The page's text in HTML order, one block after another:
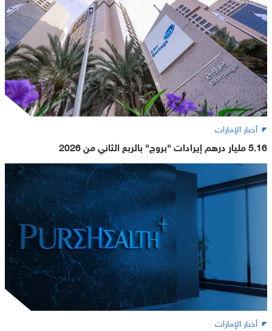
أخبار الإمارات
5.16 مليار درهم إيرادات "بروج" بالربع الثاني من 2026
أخبار الإمارات